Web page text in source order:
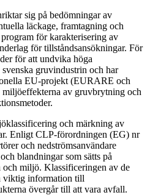
sig på bedömningar av
läckage, framtagning och
för karakterisering av
för tillståndsansökningar. För
för att undvika höga
gruvindustrin och har
EU-projekt (EURARE och
av gruvbrytning och
och märkning av
Enligt CLP-förordningen (EG) nr
och nedströmsanvändare
blandningar som sätts på
och miljö. Klassificeringen av de
viktig information till
övergår till att vara avfall.